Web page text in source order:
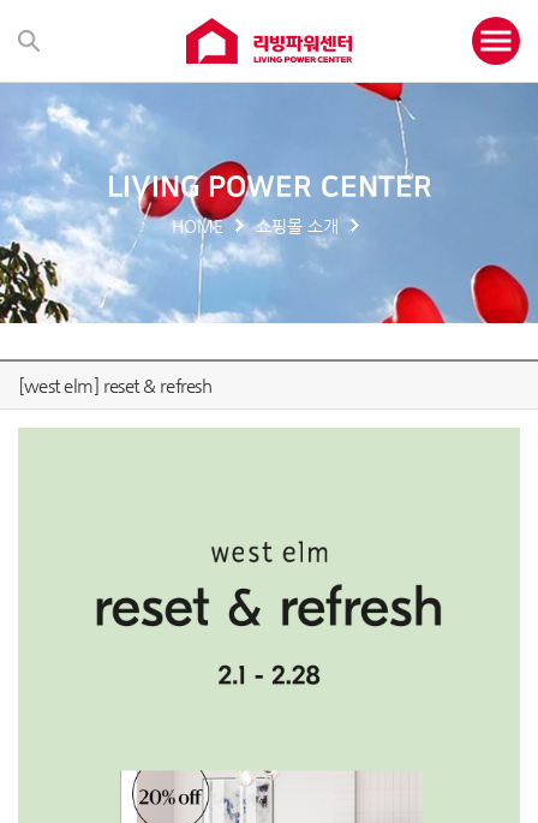
LIVING POWER CENTER
HOME 쇼핑몰 소개
[west elm] reset & refresh